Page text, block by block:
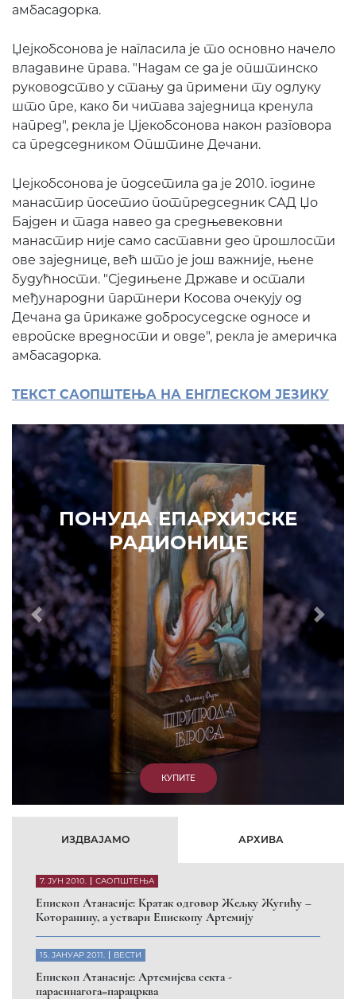
амбасадорка.
Џејкобсонова је нагласила је то основно начело
владавине права. "Надам се да је општинско
руководство у стању да примени ту одлуку
што пре, како би читава заједница кренула
напред", рекла је Џјекобсонова након разговора
са председником Општине Дечани.
Џејкобсонова је подсетила да је 2010. године
манастир посетио потпредседник САД Џо
Бајден и тада навео да средњевековни
манастир није само саставни део прошлости
ове заједнице, већ што је још важније, њене
будућности. "Сједињене Државе и остали
међународни партнери Косова очекују од
Дечана да прикаже добросуседске односе и
европске вредности и овде", рекла је америчка
амбасадорка.
ТЕКСТ САОПШТЕЊА НА ЕНГЛЕСКОМ ЈЕЗИКУ
ПОНУДА ЕПАРХИЈСКЕ
РАДИОНИЦЕ
КУПИТЕ
Prethodni
ИЗДВАЈАМО АРХИВА
7. ЈУН 2010. САОПШТЕЊА
Eпископ Атанасије: Кратак одговор Жељку Жугићу –
Которанину, а уствари Епископу Артемију
15. ЈАНУАР 2011. ВЕСТИ
Eпископ Атанасије: Артемијева секта -
парасинагога=парацрква